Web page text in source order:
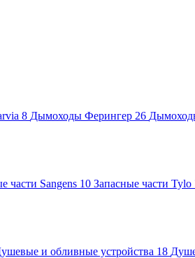
8 Дымоходы Ферингер 26
части Sangens 10 Запасные части Tylo
и обливные устройства 18